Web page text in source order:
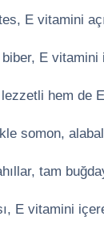
E vitamini
biber, E
hem de
somon,
tam
E vitamini